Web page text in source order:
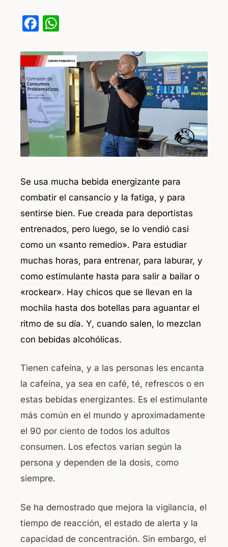
F
c
e
b
o
o
k
at
s
A
p
p
Se usa mucha bebida energizante para
combatir el cansancio y la fatiga, y para
sentirse bien. Fue creada para deportistas
entrenados, pero luego, se lo vendió casi
como un «santo remedio». Para estudiar
muchas horas, para entrenar, para laburar, y
como estimulante hasta para salir a bailar o
«rockear». Hay chicos que se llevan en la
mochila hasta dos botellas para aguantar el
ritmo de su día. Y, cuando salen, lo mezclan
con bebidas alcohólicas.
Tienen cafeína, y a las personas les encanta
la cafeína, ya sea en café, té, refrescos o en
estas bebidas energizantes. Es el estimulante
más común en el mundo y aproximadamente
el 90 por ciento de todos los adultos
consumen. Los efectos varían según la
persona y dependen de la dosis, como
siempre.
Se ha demostrado que mejora la vigilancia, el
tiempo de reacción, el estado de alerta y la
capacidad de concentración. Sin embargo, el